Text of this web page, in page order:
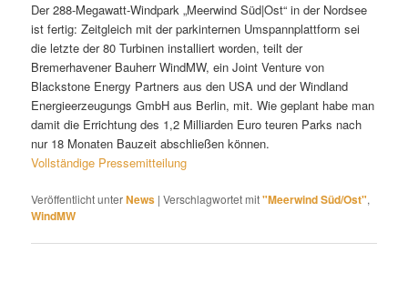
Der 288-Megawatt-Windpark „Meerwind Süd|Ost“ in der Nordsee
ist fertig: Zeitgleich mit der parkinternen Umspannplattform sei
die letzte der 80 Turbinen installiert worden, teilt der
Bremerhavener Bauherr WindMW, ein Joint Venture von
Blackstone Energy Partners aus den USA und der Windland
Energieerzeugungs GmbH aus Berlin, mit. Wie geplant habe man
damit die Errichtung des 1,2 Milliarden Euro teuren Parks nach
nur 18 Monaten Bauzeit abschließen können.
Vollständige Pressemitteilung
Veröffentlicht unterNews |Verschlagwortet mit"Meerwind Süd/Ost",
WindMW